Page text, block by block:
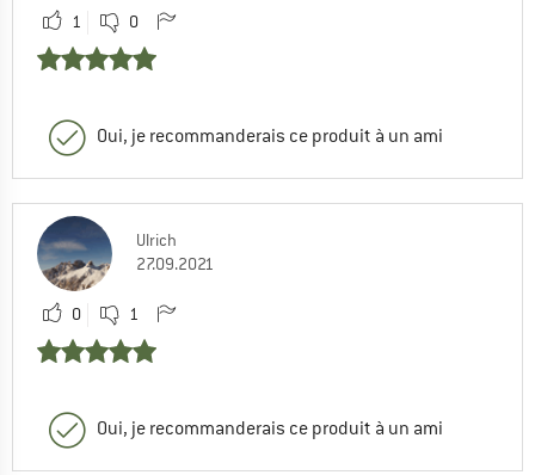
1 0
Oui, je recommanderais ce produit à un ami
Ulrich
27.09.2021
0 1
Oui, je recommanderais ce produit à un ami